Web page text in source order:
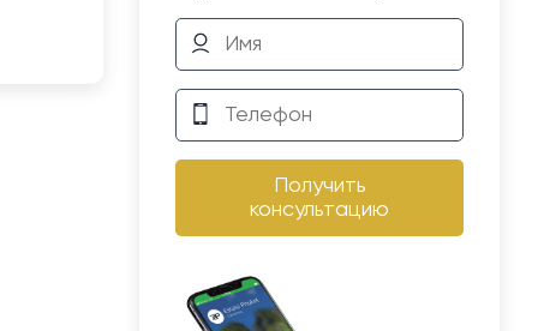
Получить
консультацию